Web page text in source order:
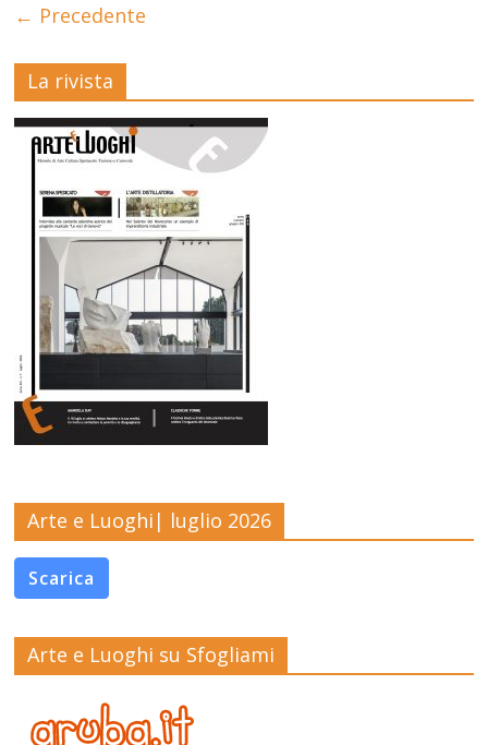
← Precedente
La rivista
Arte e Luoghi| luglio 2026
Scarica
Arte e Luoghi su Sfogliami